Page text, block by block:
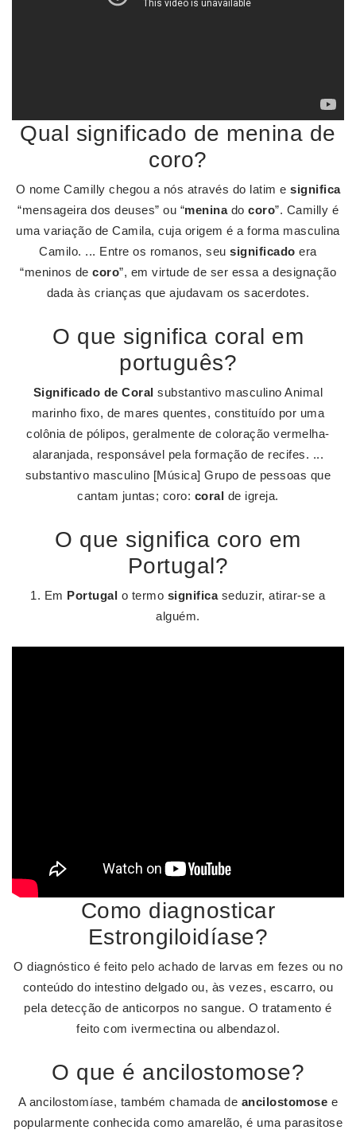
Qual significado de menina de
coro?
O nome Camilly chegou a nós através do latim e significa
“mensageira dos deuses” ou “meninado coro”. Camilly é
uma variação de Camila, cuja origem é a forma masculina
Camilo. ... Entre os romanos, seusignificado era
“meninos de coro”, em virtude de ser essa a designação
dada às crianças que ajudavam os sacerdotes.
O que significa coral em
português?
Significado de Coral substantivo masculino Animal
marinho fixo, de mares quentes, constituído por uma
colônia de pólipos, geralmente de coloração vermelha-
alaranjada, responsável pela formação de recifes. ...
substantivo masculino [Música] Grupo de pessoas que
cantam juntas; coro: coral de igreja.
O que significa coro em
Portugal?
1. Em Portugal o termo significaseduzir, atirar-se a
alguém.
Como diagnosticar
Estrongiloidíase?
O diagnóstico é feito pelo achado de larvas em fezes ou no
conteúdo do intestino delgado ou, às vezes, escarro, ou
pela detecção de anticorpos no sangue. O tratamento é
feito com ivermectina ou albendazol.
O que é ancilostomose?
A ancilostomíase, também chamada de ancilostomose e
popularmente conhecida como amarelão, é uma parasitose